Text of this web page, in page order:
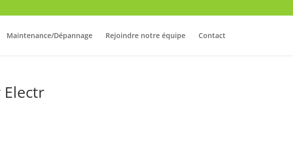
Maintenance/Dépannage Rejoindre notre équipe Contact